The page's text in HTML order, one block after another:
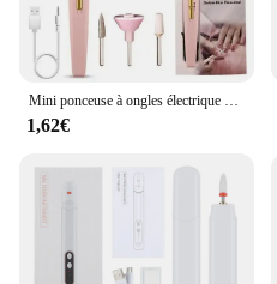
Mini ponceuse à ongles électrique USB, 5 en 1, machine à polir les ongles, lime avec lumière, portable, art de la manucure
1,62€